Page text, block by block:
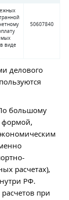
виде
50607840
делового
большому
формой,
расчетах),
РФ.
при